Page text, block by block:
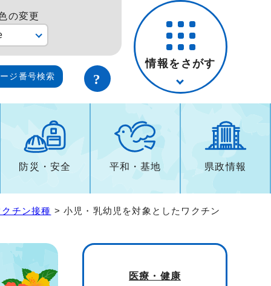
の変更
ジ番号検索
情報をさがす
防災・安全 平和・基地 県政情報
チン接種 > 小児・乳幼児を対象としたワクチン
医療・健康